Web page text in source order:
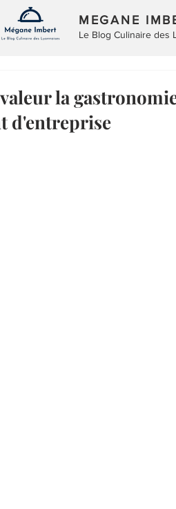
MEGANE
Le Blog Culinaire des
la
d'entreprise